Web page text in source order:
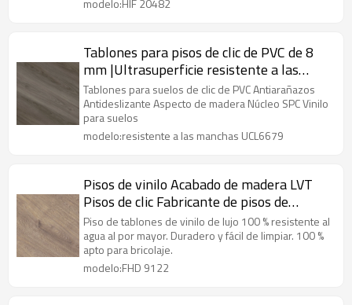
modelo:HIF 20482
Tablones para pisos de clic de PVC de 8
mm |Ultrasuperficie resistente a las
manchas UCL6679|Vinilo SPC de núcleo
rígido
Tablones para suelos de clic de PVC Antiarañazos
Antideslizante Aspecto de madera Núcleo SPC Vinilo
para suelos
modelo:resistente a las manchas UCL6679
Pisos de vinilo Acabado de madera LVT
Pisos de clic Fabricante de pisos de
tablones de PVC | 7''x48'' 5,0 mm/0,5 mm
100 % resistente al agua HDF 9122
Piso de tablones de vinilo de lujo 100 % resistente al
agua al por mayor. Duradero y fácil de limpiar. 100 %
apto para bricolaje.
modelo:FHD 9122